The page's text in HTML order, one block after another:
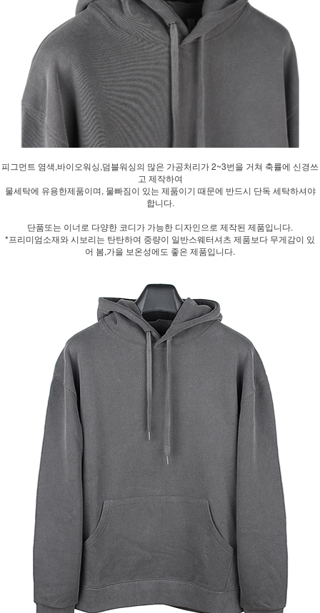
피그먼트 염색,바이오워싱,덤블워싱의 많은 가공처리가 2~3번을 거쳐 축률에 신경쓰
고 제작하여
물세탁에 유용한제품이며, 물빠짐이 있는 제품이기 때문에 반드시 단독 세탁하셔야
합니다.
단품또는 이너로 다양한 코디가 가능한 디자인으로 제작된 제품입니다.
*프리미엄소재와 시보리는 탄탄하여 중량이 일반스웨터셔츠 제품보다 무게감이 있
어 봄,가을 보온성에도 좋은 제품입니다.